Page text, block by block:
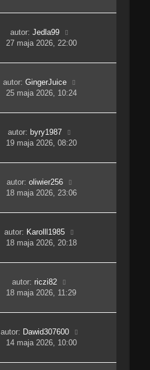
autor: Jedla99
27 maja 2026, 22:00
autor: GingerJuice
25 maja 2026, 10:24
autor: byry1987
19 maja 2026, 08:20
autor: oliwier256
18 maja 2026, 23:06
autor: Karolll1985
18 maja 2026, 20:18
autor:riczi82
18 maja 2026, 11:29
autor: Dawid307600
14 maja 2026, 10:00